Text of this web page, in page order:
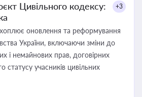
Цивільного кодексу:
+3
оновлення та реформування
України, включаючи зміни до
і немайнових прав, договірних
статусу учасників цивільних